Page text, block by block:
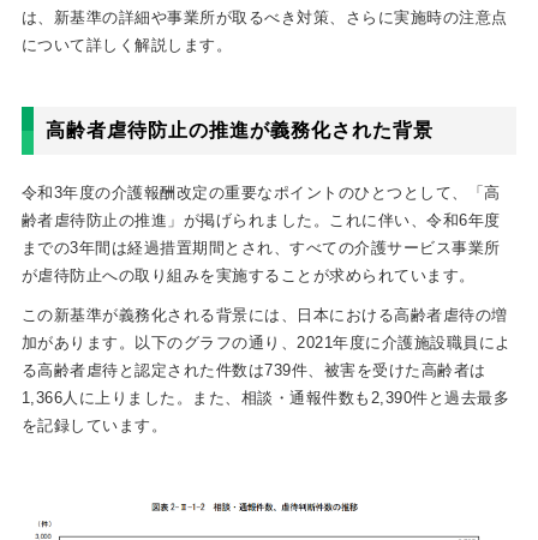
は、新基準の詳細や事業所が取るべき対策、さらに実施時の注意点
について詳しく解説します。
高齢者虐待防止の推進が義務化された背景
令和3年度の介護報酬改定の重要なポイントのひとつとして、「高
齢者虐待防止の推進」が掲げられました。これに伴い、令和6年度
までの3年間は経過措置期間とされ、すべての介護サービス事業所
が虐待防止への取り組みを実施することが求められています。
この新基準が義務化される背景には、日本における高齢者虐待の増
加があります。以下のグラフの通り、2021年度に介護施設職員によ
る高齢者虐待と認定された件数は739件、被害を受けた高齢者は
1,366人に上りました。また、相談・通報件数も2,390件と過去最多
を記録しています。